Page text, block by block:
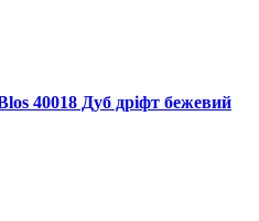
40018 Дуб дріфт бежевий